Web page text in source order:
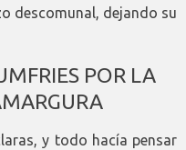
descomunal, dejando su
POR LA
y todo hacía pensar